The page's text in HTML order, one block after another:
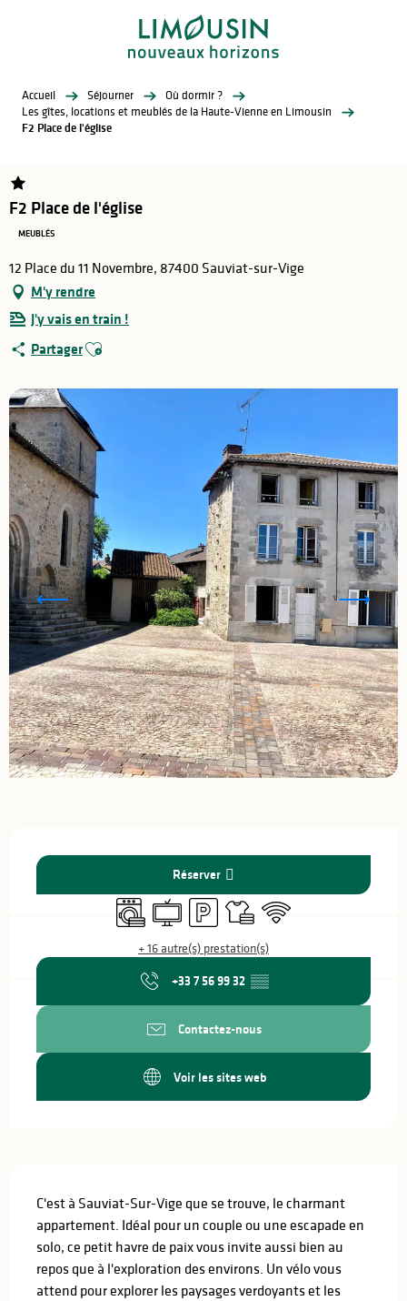
Accueil Séjourner
Où dormir ?
Les gîtes, locations et meublés de la Haute-Vienne en Limousin
F2 Place de l'église
F2 Place de l'église
MEUBLÉS
12 Place du 11 Novembre, 87400 Sauviat-sur-Vige
M'y rendre
J'y vais en train !
PartagerAjouter aux favoris
Réserver
Lave lingeTélévisionParkingDraps et linge
WiFi
+ 16 autre(s) prestation(s)
+33 7 56 99 32 ▒▒
Contactez-nous
Voir les sites web
C'est à Sauviat-Sur-Vige que se trouve, le charmant
appartement. Idéal pour un couple ou une escapade en
solo, ce petit havre de paix vous invite aussi bien au
repos que à l'exploration des environs. Un vélo vous
attend pour explorer les paysages verdoyants et les